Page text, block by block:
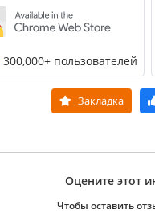
300,000+ пользователей
Закладка
Оцените этот
Чтобы оставить